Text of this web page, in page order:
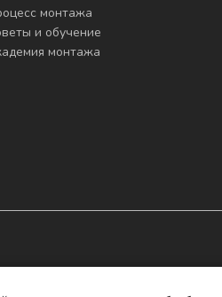
монтажа
и обучение
монтажа